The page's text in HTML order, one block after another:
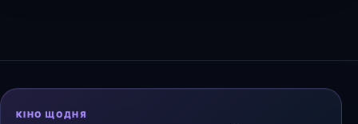
КІНО ЩОДНЯ